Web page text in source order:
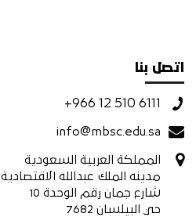
اتصل بنا
+966 12 510 6111
info@mbsc.edu.sa
المملكة العربية السعودية
مدينه الملك عبدالله الاقتصادية
شارع جمان رقم الوحدة 10
حي البيلسان 7682